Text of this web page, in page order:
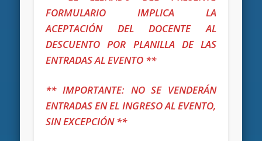
FORMULARIO IMPLICA LA
ACEPTACIÓN DEL DOCENTE AL
DESCUENTO POR PLANILLA DE LAS
ENTRADAS AL EVENTO **
** IMPORTANTE: NO SE VENDERÁN
ENTRADAS EN EL INGRESO AL EVENTO,
SIN EXCEPCIÓN **